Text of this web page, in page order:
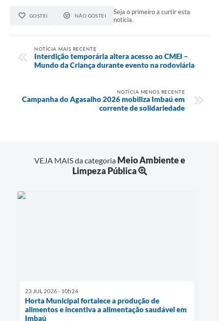
GOSTEI NÃO GOSTEI
Seja o primeiro a curtir esta
notícia.
NOTÍCIA MAIS RECENTE
Interdição temporária altera acesso ao CMEI –
Mundo da Criança durante evento na rodoviária
NOTÍCIA MENOS RECENTE
Campanha do Agasalho 2026 mobiliza Imbaú em
corrente de solidariedade
VEJA MAIS da categoria Meio Ambiente e
Limpeza Pública
23 JUL 2026 - 10h24
Horta Municipal fortalece a produção de
alimentos e incentiva a alimentação saudável em
Imbaú